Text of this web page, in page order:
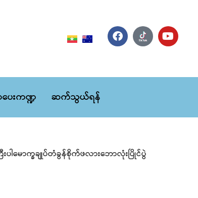
ေးကဏ္ဍ ဆက်သွယ်ရန်
မောက္ခချုပ်တံခွန်စိုက်ဖလားဘောလုံးပြိုင်ပွဲ